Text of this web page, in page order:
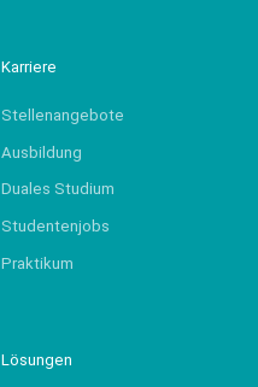
Karriere
Stellenangebote
Ausbildung
Duales Studium
Studentenjobs
Praktikum
Lösungen